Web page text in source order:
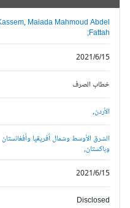
Kassem, Maiada Mahmoud Abdel
Fattah;
2021/6/15
خطاب الصرف
الأردن,
الشرق الأوسط وشمال أفريقيا وأفغانستان
وباكستان,
2021/6/15
Disclosed